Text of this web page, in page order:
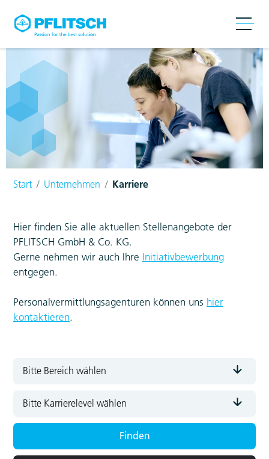
Start Unternehmen Karriere
Hier finden Sie alle aktuellen Stellenangebote der
PFLITSCH GmbH & Co. KG.
Gerne nehmen wir auch Ihre Initiativbewerbung
entgegen.
Personalvermittlungsagenturen können uns hier
kontaktieren.